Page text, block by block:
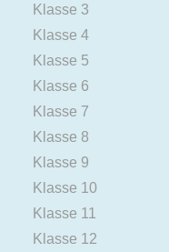
Klasse 3
Klasse 4
Klasse 5
Klasse 6
Klasse 7
Klasse 8
Klasse 9
Klasse 10
Klasse 11
Klasse 12